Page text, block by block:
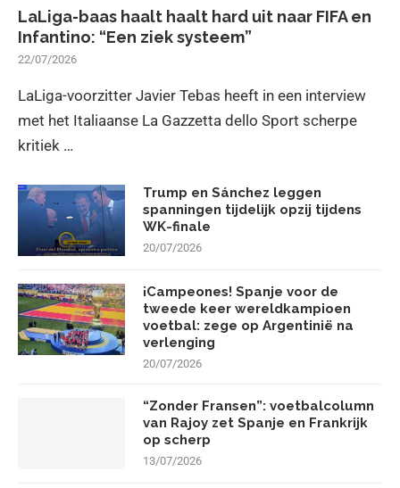
LaLiga-baas haalt haalt hard uit naar FIFA en
Infantino: “Een ziek systeem”
22/07/2026
LaLiga-voorzitter Javier Tebas heeft in een interview
met het Italiaanse La Gazzetta dello Sport scherpe
kritiek …
Trump en Sánchez leggen
spanningen tijdelijk opzij tijdens
WK-finale
20/07/2026
¡Campeones! Spanje voor de
tweede keer wereldkampioen
voetbal: zege op Argentinië na
verlenging
20/07/2026
“Zonder Fransen”: voetbalcolumn
van Rajoy zet Spanje en Frankrijk
op scherp
13/07/2026